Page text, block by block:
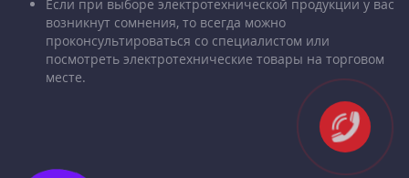
Если при выборе электротехнической продукции у вас
возникнут сомнения, то всегда можно
проконсультироваться со специалистом или
посмотреть электротехнические товары на торговом
месте.